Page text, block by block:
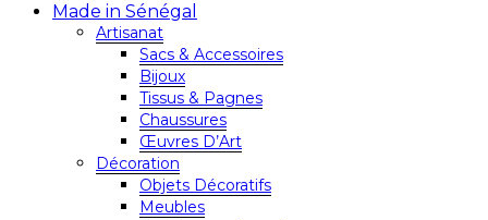
Made in Sénégal
Artisanat
Sacs & Accessoires
Bijoux
Tissus & Pagnes
Chaussures
Œuvres D’Art
Décoration
Objets Décoratifs
Meubles